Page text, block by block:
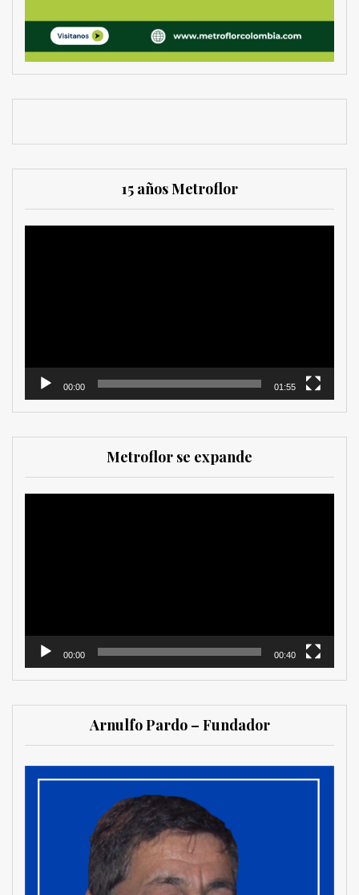
15 años Metroflor
00:00 01:55
Metroflor se expande
00:00 00:40
Arnulfo Pardo – Fundador